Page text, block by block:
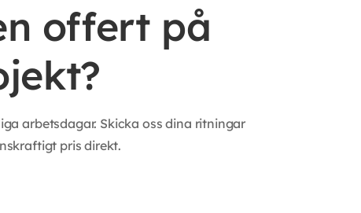
offert på
arbetsdagar. Skicka oss dina ritningar
pris direkt.